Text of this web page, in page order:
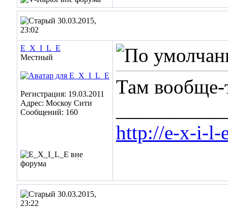
30.03.2015,
23:02
E_X_I_L_E
Местный
Регистрация: 19.03.2011
Адрес: Москоу Сити
Сообщений: 160
Там вообще-
http://e-x-i-l-
30.03.2015,
23:22